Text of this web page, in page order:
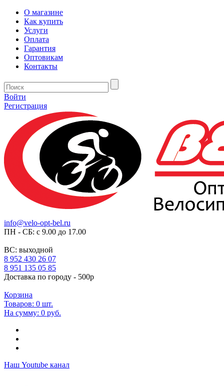
О магазине
Как купить
Услуги
Оплата
Гарантия
Оптовикам
Контакты
Войти
Регистрация
info@velo-opt-bel.ru
ПН - СБ: с 9.00 до 17.00
ВС: выходной
8 952 430 26 07
8 951 135 05 85
Доставка по городу - 500р
Корзина
Товаров: 0 шт.
На сумму: 0 руб.
Наш Youtube канал